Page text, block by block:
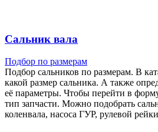
Сальник вала
Подбор по размерам
Подбор сальников по размерам. В
какой размер сальника. А также
её параметры. Чтобы перейти в
тип запчасти. Можно подобрать
коленвала, насоса ГУР, рулевой